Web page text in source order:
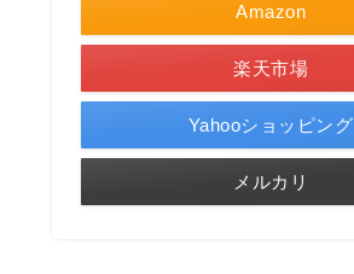
Amazon
楽天市場
Yahooショッピング
メルカリ